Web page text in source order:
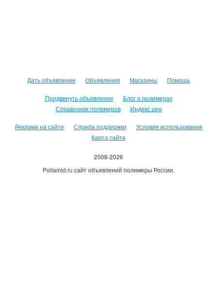
Дать объявление Объявления Магазины Помощь
Продвинуть объявление
Блог о полимерах
Справочник полимеров
Индекс цен
Реклама на сайте Служба поддержки
Условия использования
Карта сайта
2008-2026
Poliamid.ru сайт объявлений полимеры России.